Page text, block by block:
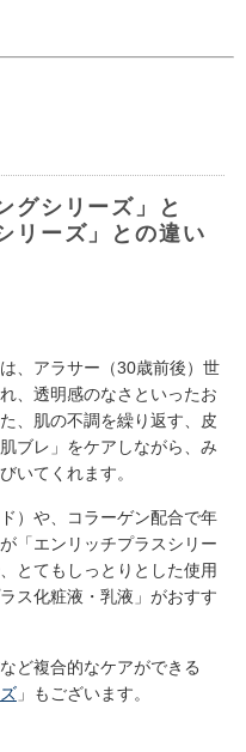
グシリーズ」と
リーズ」との違い
、アラサー（30歳前後）世
、透明感のなさといったお
、肌の不調を繰り返す、皮
ブレ」をケアしながら、み
いてくれます。
）や、コラーゲン配合で年
「エンリッチプラスシリー
とてもしっとりとした使用
ス化粧液・乳液」がおすす
ど複合的なケアができる
」もございます。